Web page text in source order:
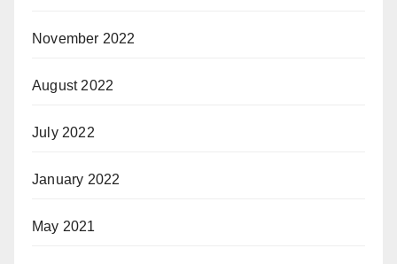
November 2022
August 2022
July 2022
January 2022
May 2021